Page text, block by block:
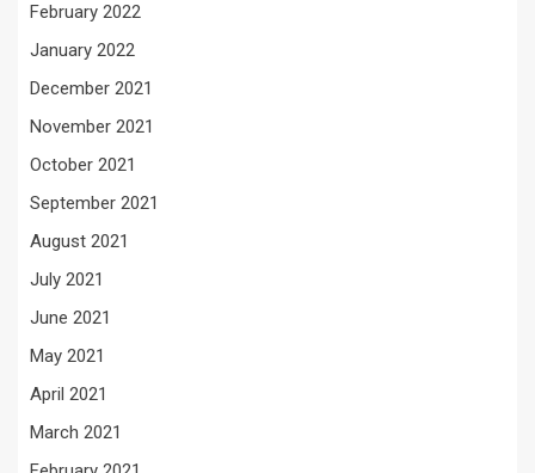
February 2022
January 2022
December 2021
November 2021
October 2021
September 2021
August 2021
July 2021
June 2021
May 2021
April 2021
March 2021